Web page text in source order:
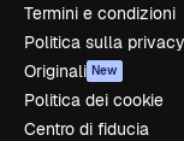
Termini e condizioni
Politica sulla privacy
Originali New
Politica dei cookie
Centro di fiducia